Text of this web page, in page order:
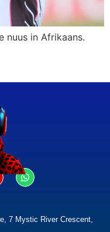
nuus in Afrikaans.
7 Mystic River Crescent,